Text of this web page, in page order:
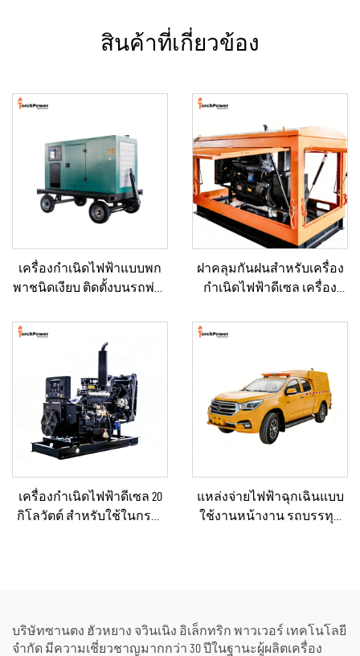
สินค้าที่เกี่ยวข้อง
เครื่องกำเนิดไฟฟ้าแบบพก
พาชนิดเงียบ ติดตั้งบนรถพ่วง
ฝาคลุมกันฝนสำหรับเครื่อง
กำเนิดไฟฟ้าดีเซล เครื่อง
สำหรับงานก่อสร้างกลาง
เครื่องกำเนิดไฟฟ้าดีเซล 20
กิโลวัตต์ สำหรับใช้ในกรณี
แหล่งจ่ายไฟฟ้าฉุกเฉินแบบ
ใช้งานหน้างาน รถบรรทุก
บริษัทซานตง ฮัวหยาง จวินเนิง อิเล็กทริก พาวเวอร์ เทคโนโลยี
จำกัด มีความเชี่ยวชาญมากกว่า 30 ปีในฐานะผู้ผลิตเครื่อง